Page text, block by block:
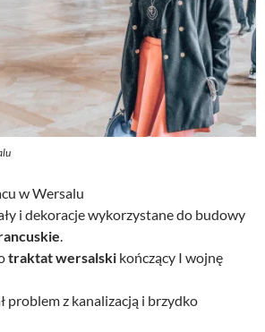
w Wersalu
i dekoracje wykorzystane do budowy
.
traktat wersalski kończący I wojnę
problem z kanalizacją i brzydko